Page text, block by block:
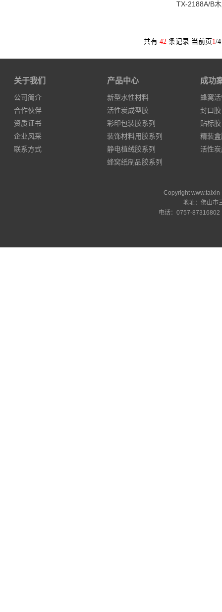
TX-2188A/B
共有 42 条记录 当前页 1/4
关于我们
公司简介
合作伙伴
资质证书
企业风采
联系方式
产品中心
新型水性材料
活性炭成型胶
彩印包装胶系列
装饰材料用胶系列
静电植绒胶系列
蜂窝纸制品胶系列
成功
蜂窝
封口胶
贴标胶
精装
活性
Copyright
地址：佛山市
电话：0757-